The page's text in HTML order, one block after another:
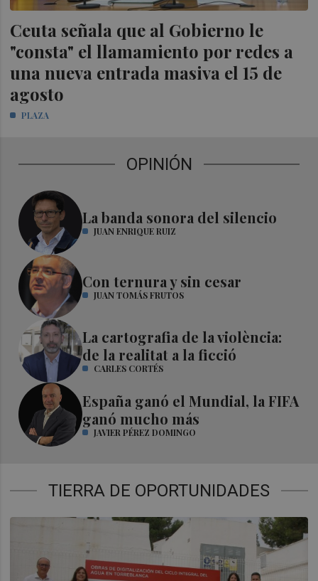
Ceuta señala que al Gobierno le
"consta" el llamamiento por redes a
una nueva entrada masiva el 15 de
agosto
PLAZA
OPINIÓN
La banda sonora del silencio
JUAN ENRIQUE RUIZ
Con ternura y sin cesar
JUAN TOMÁS FRUTOS
La cartografia de la violència:
de la realitat a la ficció
CARLES CORTÉS
España ganó el Mundial, la FIFA
ganó mucho más
JAVIER PÉREZ DOMINGO
TIERRA DE OPORTUNIDADES